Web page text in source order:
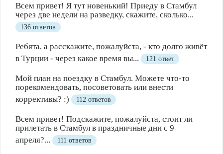
Всем привет! Я тут новенький! Приеду в Стамбул
через две недели на разведку, скажите, сколько...
136 ответов
Ребята, а расскажите, пожалуйста, - кто долго живёт
в Турции - через какое время вы...
121 ответ
Мой план на поездку в Стамбул. Можете что-то
порекомендовать, посоветовать или внести
коррективы? :)
112 ответов
Всем привет! Подскажите, пожалуйста, стоит ли
прилетать в Стамбул в праздничные дни с 9
апреля?...
111 ответов